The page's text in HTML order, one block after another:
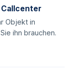
Objekt in
ihn brauchen.